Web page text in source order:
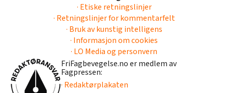
· Etiske retningslinjer
· Retningslinjer for kommentarfelt
· Bruk av kunstig intelligens
· Informasjon om cookies
· LO Media og personvern
FriFagbevegelse.no er medlem av
Fagpressen:
· Redaktørplakaten